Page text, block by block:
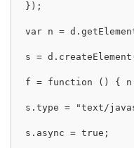
});
var n =
s =
f = function () {
s.type = "text/
s.async = true;